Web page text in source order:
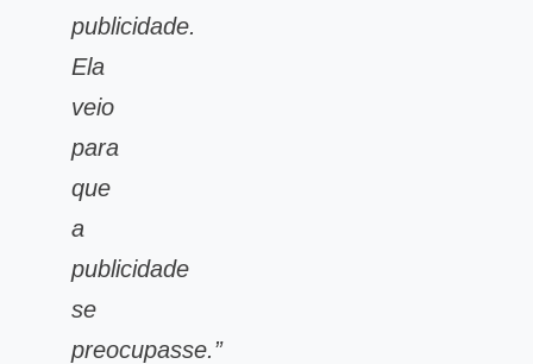
publicidade.
Ela
veio
para
que
a
publicidade
se
preocupasse.”